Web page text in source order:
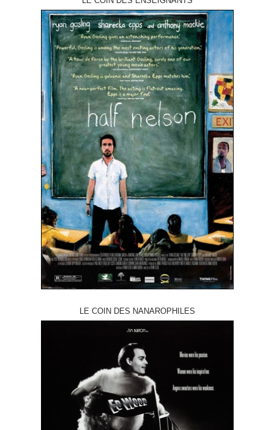
LE COIN DES NANAROPHILES